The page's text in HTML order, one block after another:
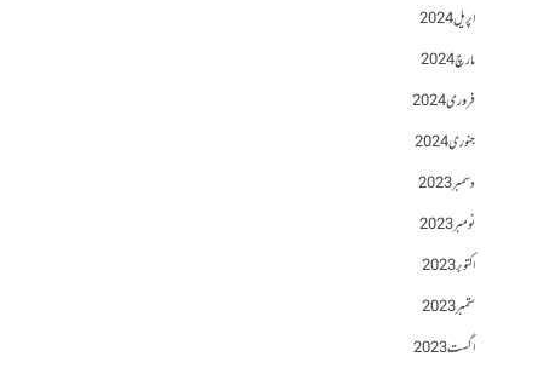
اپریل 2024
مارچ 2024
فروری 2024
جنوری 2024
دسمبر 2023
نومبر 2023
اکتوبر 2023
ستمبر 2023
اگست 2023